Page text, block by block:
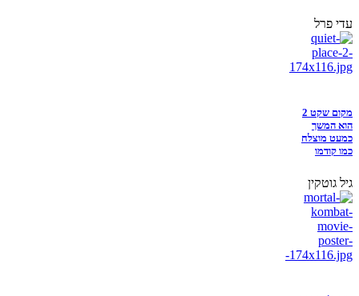
עדי פרל
מקום שקט 2
הוא המשך
כמעט מוצלח
כמו קודמו
גיל גוטקין